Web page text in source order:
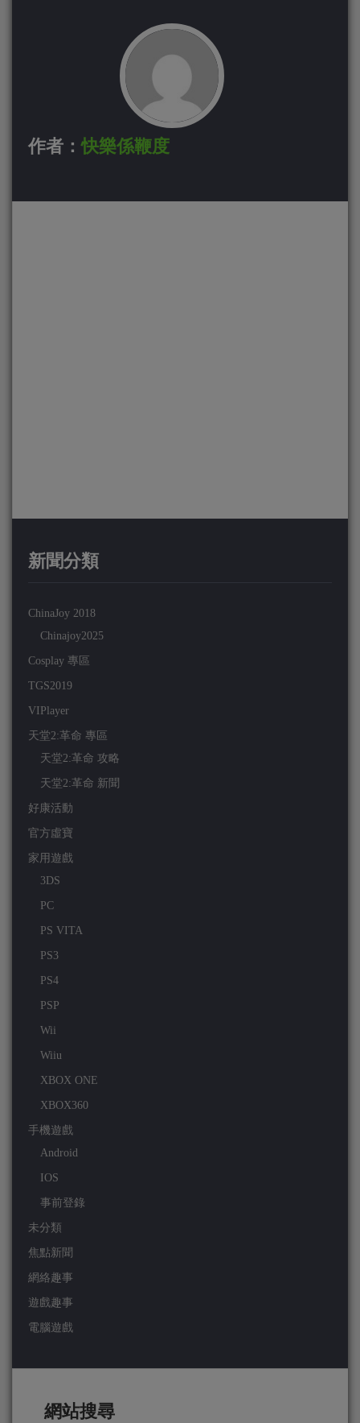
作者：快樂係鞭度
新聞分類
ChinaJoy 2018
Chinajoy2025
Cosplay 專區
TGS2019
VIPlayer
天堂2:革命 專區
天堂2:革命 攻略
天堂2:革命 新聞
好康活動
官方虛寶
家用遊戲
3DS
PC
PS VITA
PS3
PS4
PSP
Wii
Wiiu
XBOX ONE
XBOX360
手機遊戲
Android
IOS
事前登錄
未分類
焦點新聞
網絡趣事
遊戲趣事
電腦遊戲
網站搜尋